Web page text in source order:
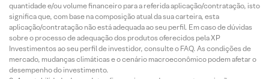
quantidade e/ou volume financeiro para a referida aplicação/contratação, isto
significa que, com base na composição atual da sua carteira, esta
aplicação/contratação não está adequada ao seu perfil. Em caso de dúvidas
sobre o processo de adequação dos produtos oferecidos pela XP
Investimentos ao seu perfil de investidor, consulte o FAQ. As condições de
mercado, mudanças climáticas e o cenário macroeconômico podem afetar o
desempenho do investimento.